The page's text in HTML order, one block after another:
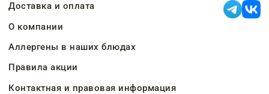
Доставка и оплата
О компании
Аллергены в наших блюдах
Правила акции
Контактная и правовая информация